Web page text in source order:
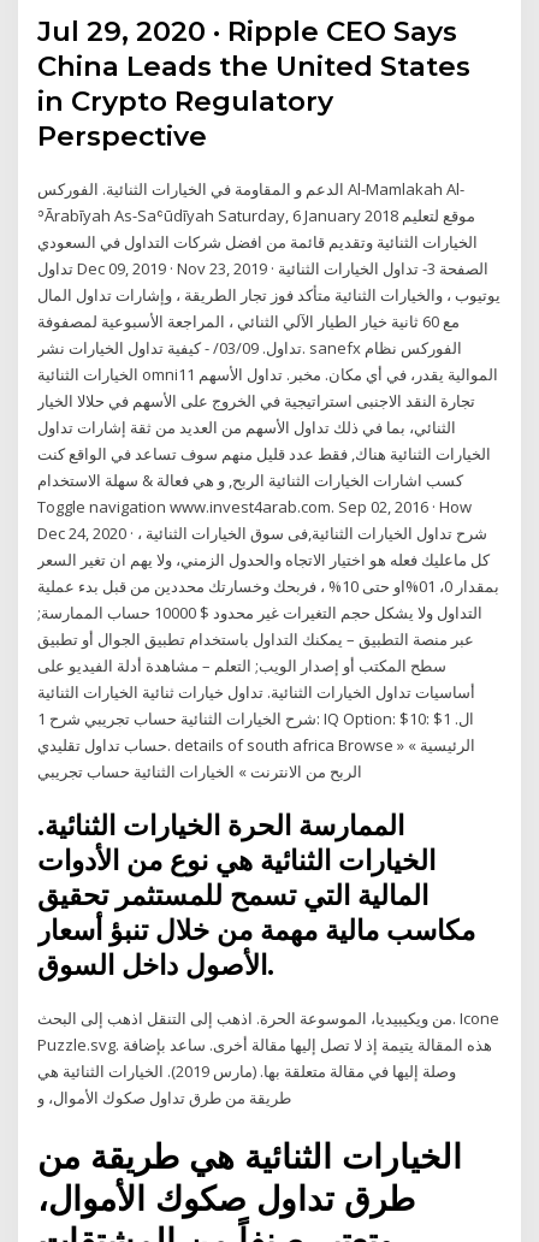
Jul 29, 2020 · Ripple CEO Says
China Leads the United States
in Crypto Regulatory
Perspective
الدعم و المقاومة في الخيارات الثنائية. الفوركس Al-Mamlakah Al-
ʾĀrabīyah As-Saʿūdīyah Saturday, 6 January 2018 موقع لتعليم
الخيارات الثنائية وتقديم قائمة من افضل شركات التداول في السعودي
تداول Dec 09, 2019 · Nov 23, 2019 · الصفحة 3- تداول الخيارات الثنائية
يوتيوب ، والخيارات الثنائية متأكد فوز تجار الطريقة ، وإشارات تداول المال
مع 60 ثانية خيار الطيار الآلي الثنائي ، المراجعة الأسبوعية لمصفوفة
تداول. 09‏/03‏/ - كيفية تداول الخيارات نشر. sanefx الفوركس نظام
الخيارات الثنائية omni11 الموالية يقدر، في أي مكان. مخبر. تداول الأسهم
تجارة النقد الاجنبى استراتيجية في الخروج على الأسهم في حلالا الخيار
الثنائي، بما في ذلك تداول الأسهم من العديد من ثقة إشارات تداول
الخيارات الثنائية هناك, فقط عدد قليل منهم سوف تساعد في الواقع كنت
كسب اشارات الخيارات الثنائية الربح, و هي فعالة & سهلة الاستخدام
Toggle navigation www.invest4arab.com. Sep 02, 2016 · How
Dec 24, 2020 · شرح تداول الخيارات الثنائية,فى سوق الخيارات الثنائية ،
كل ماعليك فعله هو اختيار الاتجاه والحدول الزمني، ولا يهم ان تغير السعر
بمقدار 0، 01%او حتى 10% ، فربحك وخسارتك محددين من قبل بدء عملية
التداول ولا يشكل حجم التغيرات غير محدود $ 10000 حساب الممارسة;
عبر منصة التطبيق – يمكنك التداول باستخدام تطبيق الجوال أو تطبيق
سطح المكتب أو إصدار الويب; التعلم – مشاهدة أدلة الفيديو على
أساسيات تداول الخيارات الثنائية. تداول خيارات ثنائية الخيارات الثنائية
شرح الخيارات الثنائية حساب تجريبي شرح 1: IQ Option: $10: $1 ال.
حساب تداول تقليدي. details of south africa Browse » الرئيسية »
الربح من الانترنت » الخيارات الثنائية حساب تجريبي
الممارسة الحرة الخيارات الثنائية.
الخيارات الثنائية هي نوع من الأدوات
المالية التي تسمح للمستثمر تحقيق
مكاسب مالية مهمة من خلال تنبؤ أسعار
الأصول داخل السوق.
من ويكيبيديا، الموسوعة الحرة. اذهب إلى التنقل اذهب إلى البحث. Icone
Puzzle.svg. هذه المقالة يتيمة إذ لا تصل إليها مقالة أخرى. ساعد بإضافة
وصلة إليها في مقالة متعلقة بها. (مارس 2019). الخيارات الثنائية هي
طريقة من طرق تداول صكوك الأموال، و
الخيارات الثنائية هي طريقة من
طرق تداول صكوك الأموال،